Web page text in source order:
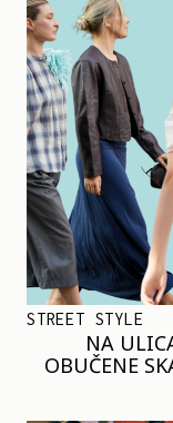
STREET STYLE
NA
OBUČENE